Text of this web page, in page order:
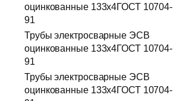
оцинкованные 133х4ГОСТ 10704-
91
Трубы электросварные ЭСВ
оцинкованные 133х4ГОСТ 10704-
91
Трубы электросварные ЭСВ
оцинкованные 133х4ГОСТ 10704-